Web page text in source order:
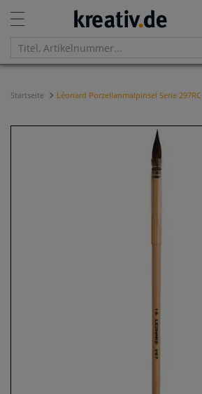
Startseite Léonard Porzellanmalpinsel Serie 297RC